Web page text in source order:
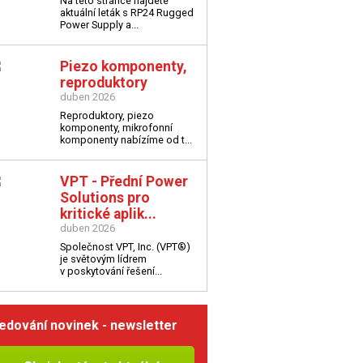
aktuální leták s RP24 Rugged
Power Supply a...
Piezo komponenty,
reproduktory
duben 2026
Reproduktory, piezo
komponenty, mikrofonní
komponenty nabízíme od t...
VPT - Přední Power
Solutions pro
kritické aplik...
duben 2026
Společnost VPT, Inc. (VPT®)
je světovým lídrem
v poskytování řešení...
novinek - newsletter